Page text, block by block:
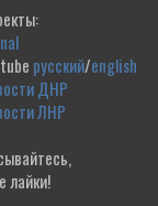
русский/english
ДНР
ЛНР
лайки!